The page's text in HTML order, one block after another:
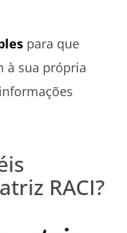
para que
à sua própria
RACI?